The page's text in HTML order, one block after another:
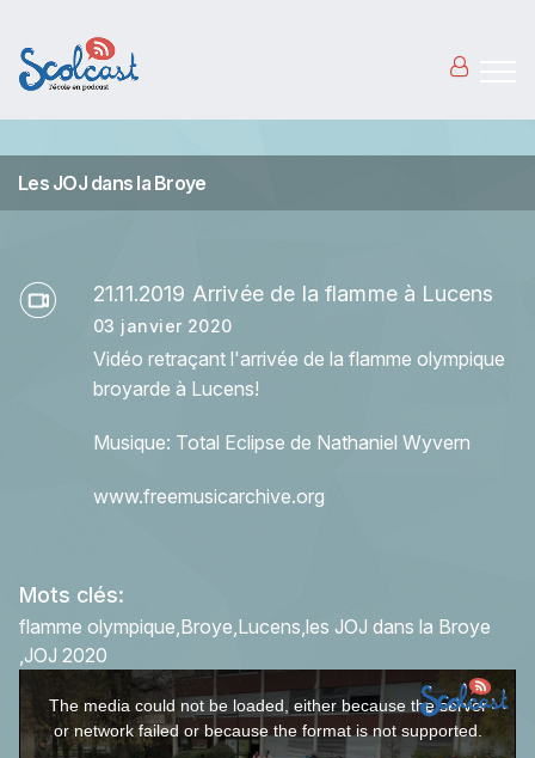
Les JOJ dans la Broye
21.11.2019 Arrivée de la flamme à Lucens
03 janvier 2020
Vidéo retraçant l'arrivée de la flamme olympique
broyarde à Lucens!
Musique: Total Eclipse de Nathaniel Wyvern
www.freemusicarchive.org
Mots clés:
flamme olympique Broye Lucens les JOJ dans la Broye
JOJ 2020
The media could not be loaded, either because the server
or network failed or because the format is not supported.